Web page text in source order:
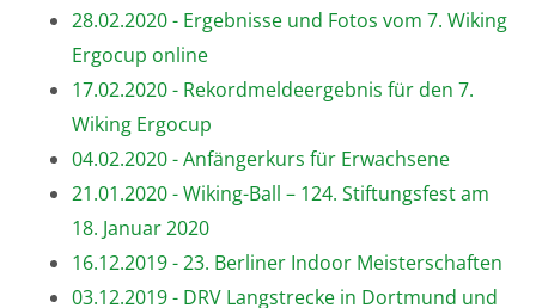
28.02.2020 - Ergebnisse und Fotos vom 7. Wiking
Ergocup online
17.02.2020 - Rekordmeldeergebnis für den 7.
Wiking Ergocup
04.02.2020 - Anfängerkurs für Erwachsene
21.01.2020 - Wiking-Ball – 124. Stiftungsfest am
18. Januar 2020
16.12.2019 - 23. Berliner Indoor Meisterschaften
03.12.2019 - DRV Langstrecke in Dortmund und